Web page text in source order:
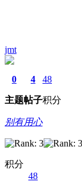
jmt
0
主题
4
帖子
48
积分
别有用心
积分
48